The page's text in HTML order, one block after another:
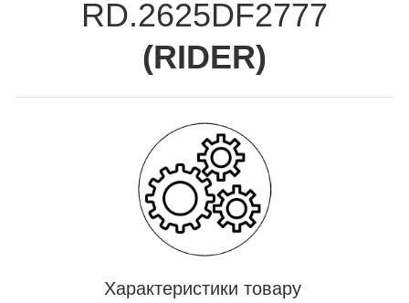
RD.2625DF2777
(RIDER)
Характеристики товару